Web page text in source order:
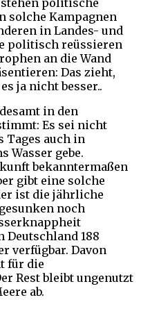
politische
solche Kampagnen
in Landes- und
politisch reüssieren
an die Wand
Das zieht,
ja nicht besser..
in den
Es sei nicht
Tages auch in
Wasser gebe.
bekanntermaßen
gibt eine solche
ist die jährliche
noch
Deutschland 188
verfügbar. Davon
für die
Rest bleibt ungenutzt
ab.